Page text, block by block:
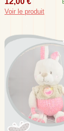
Voir le produit